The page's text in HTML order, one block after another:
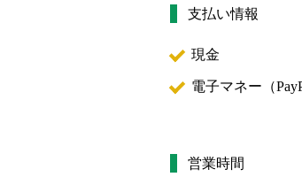
支払い情報
現金
電子マネー（
営業時間